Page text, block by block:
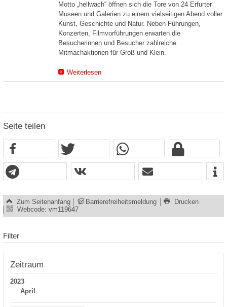
Motto „hellwach“ öffnen sich die Tore von 24 Erfurter
Museen und Galerien zu einem vielseitigen Abend voller
Kunst, Geschichte und Natur. Neben Führungen,
Konzerten, Filmvorführungen erwarten die
Besucherinnen und Besucher zahlreiche
Mitmachaktionen für Groß und Klein.
Weiterlesen
Seite teilen
Zum Seitenanfang Barrierefreiheitsmeldung
Drucken
Webcode: vm119647
Filter
Zeitraum
2023
April